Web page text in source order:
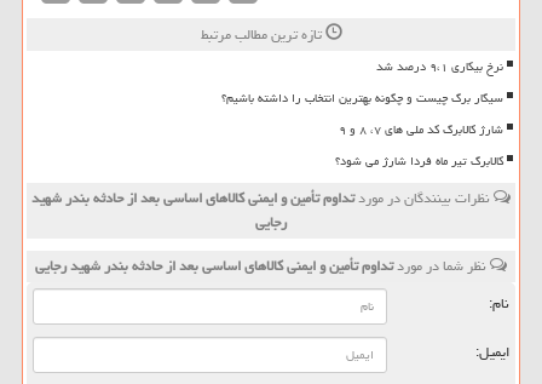
تازه ترین مطالب مرتبط
نرخ بیکاری ۹،۱ درصد شد
سیگار برگ چیست و چگونه بهترین انتخاب را داشته باشیم؟
شارژ کالابرگ کد ملی های ۷، ۸ و ۹
کالابرگ تیر ماه فردا شارژ می شود؟
نظرات بینندگان در موردتداوم تأمین و ایمنی کالاهای اساسی بعد از حادثه بندر شهید
رجایی
نظر شما در موردتداوم تأمین و ایمنی کالاهای اساسی بعد از حادثه بندر شهید رجایی
نام:
ایمیل: